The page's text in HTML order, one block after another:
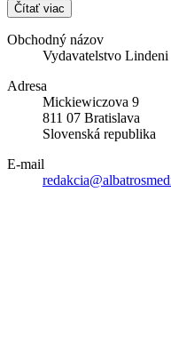
Čítať viac
Obchodný názov
Vydavatelstvo Lindeni
Adresa
Mickiewiczova 9
811 07 Bratislava
Slovenská republika
E-mail